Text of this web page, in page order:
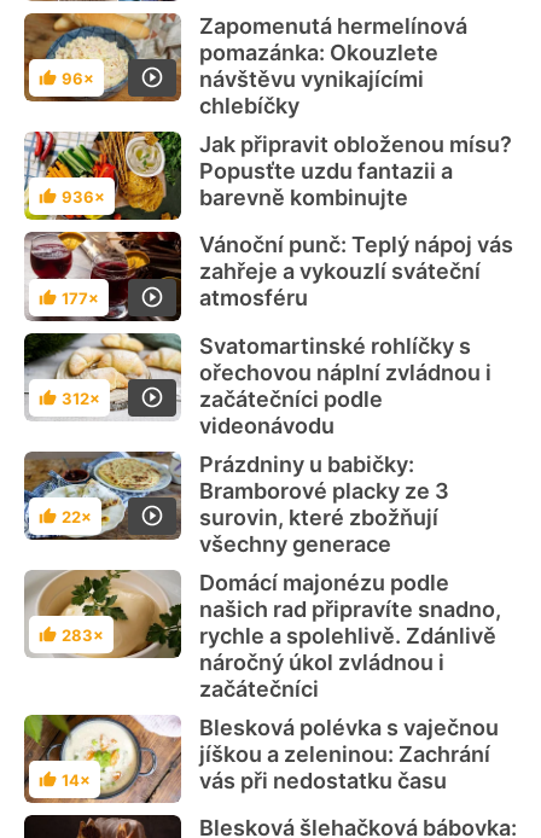
Hodnocení
96×
Zapomenutá hermelínová
pomazánka: Okouzlete
návštěvu vynikajícími
chlebíčky
Hodnocení
936×
Jak připravit obloženou mísu?
Popusťte uzdu fantazii a
barevně kombinujte
Hodnocení
177×
Vánoční punč: Teplý nápoj vás
zahřeje a vykouzlí sváteční
atmosféru
Hodnocení
312×
Svatomartinské rohlíčky s
ořechovou náplní zvládnou i
začátečníci podle
videonávodu
Hodnocení
22×
Prázdniny u babičky:
Bramborové placky ze 3
surovin, které zbožňují
všechny generace
Hodnocení
283×
Domácí majonézu podle
našich rad připravíte snadno,
rychle a spolehlivě. Zdánlivě
náročný úkol zvládnou i
začátečníci
Hodnocení
14×
Blesková polévka s vaječnou
jíškou a zeleninou: Zachrání
vás při nedostatku času
Blesková šlehačková bábovka: